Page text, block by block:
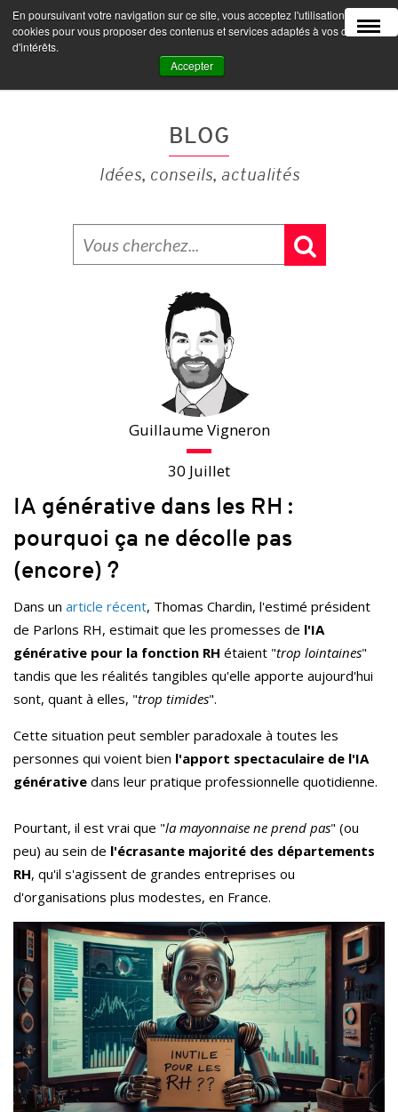
En poursuivant votre navigation sur ce site, vous acceptez l'utilisation de
cookies pour vous proposer des contenus et services adaptés à vos centres
d'intérêts.
Accepter
MENU
BLOG
Idées, conseils, actualités
Guillaume Vigneron
30 Juillet
IA générative dans les RH :
pourquoi ça ne décolle pas
(encore) ?
Dans un article récent, Thomas Chardin, l'estimé président
de Parlons RH, estimait que les promesses de l'IA
générative pour la fonction RH étaient "trop lointaines"
tandis que les réalités tangibles qu'elle apporte aujourd'hui
sont, quant à elles, "trop timides".
Cette situation peut sembler paradoxale à toutes les
personnes qui voient bien l'apport spectaculaire de l'IA
générative dans leur pratique professionnelle quotidienne.
Pourtant, il est vrai que "la mayonnaise ne prend pas" (ou
peu) au sein de l'écrasante majorité des départements
RH, qu'il s'agissent de grandes entreprises ou
d'organisations plus modestes, en France.